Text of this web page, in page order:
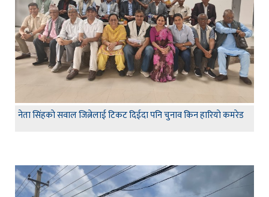
नेता सिंहकाे सवाल जित्नेलाई टिकट दिईदा पनि चुनाव किन हारियाे कमरेड